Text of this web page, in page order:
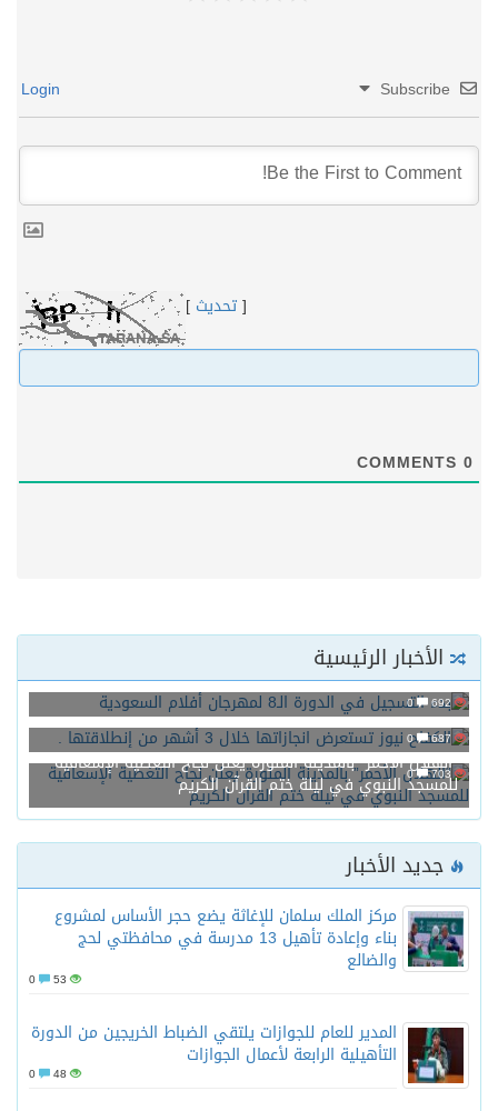
Subscribe
[تحديث ]
0
الأخبار الرئيسية
692
0
بدء التسجيل في الدورة الـ8 لمهرجان أفلام السعودية
687
0
الكفاح نيوز تستعرض انجازاتها خلال 3 أشهر من إنطلاقتها .
703
0
“الهلال الأحمر” بالمدينة المنورة يعلن نجاح التغطية الإسعافية
للمسجد النبوي في ليلة ختم القرآن الكريم
جديد الأخبار
مركز الملك سلمان للإغاثة يضع حجر الأساس لمشروع
بناء وإعادة تأهيل 13 مدرسة في محافظتي لحج
والضالع
53
المدير للعام للجوازات يلتقي الضباط الخريجين من الدورة
التأهيلية الرابعة لأعمال الجوازات
48